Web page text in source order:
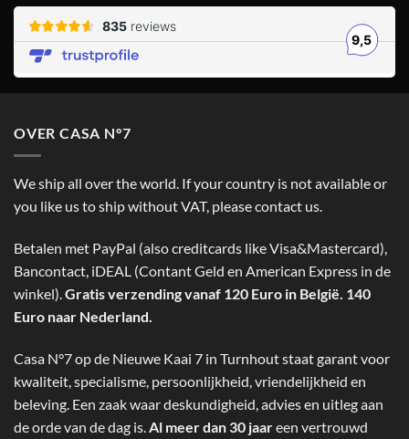
OVER CASA N°7
We ship all over the world. If your country is not available or
you like us to ship without VAT, please contact us.
Betalen met PayPal (also creditcards like Visa&Mastercard),
Bancontact, iDEAL (Contant Geld en American Express in de
winkel). Gratis verzending vanaf 120 Euro in België. 140
Euro naar Nederland.
Casa N°7 op de Nieuwe Kaai 7 in Turnhout staat garant voor
kwaliteit, specialisme, persoonlijkheid, vriendelijkheid en
beleving. Een zaak waar deskundigheid, advies en uitleg aan
de orde van de dag is. Al meer dan 30 jaareen vertrouwd